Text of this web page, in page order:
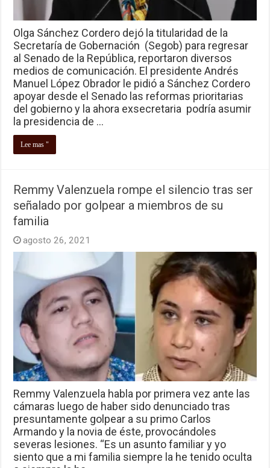
Olga Sánchez Cordero dejó la titularidad de la
Secretaría de Gobernación (Segob) para regresar
al Senado de la República, reportaron diversos
medios de comunicación. El presidente Andrés
Manuel López Obrador le pidió a Sánchez Cordero
apoyar desde el Senado las reformas prioritarias
del gobierno y la ahora exsecretaria podría asumir
la presidencia de …
Lee mas "
Remmy Valenzuela rompe el silencio tras ser
señalado por golpear a miembros de su
familia
agosto 26, 2021
Remmy Valenzuela habla por primera vez ante las
cámaras luego de haber sido denunciado tras
presuntamente golpear a su primo Carlos
Armando y la novia de éste, provocándoles
severas lesiones. “Es un asunto familiar y yo
siento que a mi familia siempre la he tenido oculta